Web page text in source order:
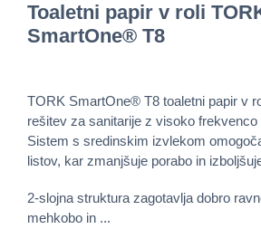
Toaletni papir v roli
SmartOne® T8
TORK SmartOne® T8 toaletni papir v
rešitev za sanitarije z visoko frekvenco
Sistem s sredinskim izvlekom
listov, kar zmanjšuje porabo in
2-slojna struktura zagotavlja dobro
mehkobo in ...